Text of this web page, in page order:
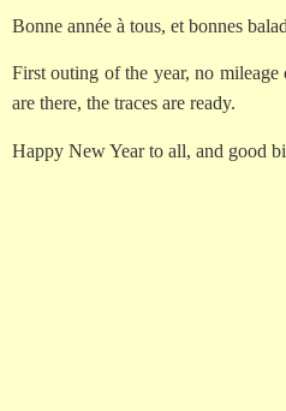
Bonne année à tous, et bonnes
First outing of the year, no
are there, the traces are ready.
Happy New Year to all, and good